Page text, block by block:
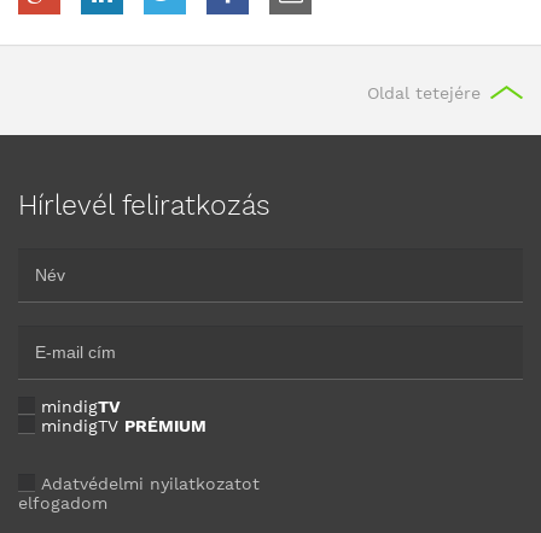
Oldal tetejére
Hírlevél feliratkozás
mindigTV
mindigTV PRÉMIUM
Adatvédelmi nyilatkozatot
elfogadom